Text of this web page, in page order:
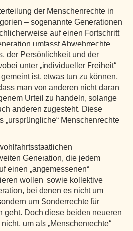
der Menschenrechte in
– sogenannte Generationen
auf einen Fortschritt
umfasst Abwehrrechte
der Persönlichkeit und der
unter „individueller Freiheit“
ist, etwas tun zu können,
man von anderen nicht daran
Urteil zu handeln, solange
anderen zugesteht. Diese
„ursprüngliche“ Menschenrechte
Generation, die jedem
einen „angemessenen“
wollen, sowie kollektive
bei denen es nicht um
um Sonderrechte für
geht. Doch diese beiden neueren
um als „Menschenrechte“